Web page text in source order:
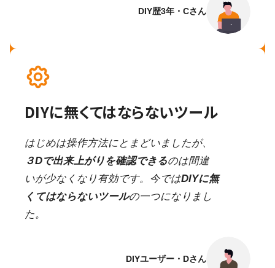
DIY歴3年・Cさん
DIYに無くてはならないツール
はじめは操作方法にとまどいましたが、
３Dで出来上がりを確認できるのは間違
いが少なくなり有効です。今ではDIYに無
くてはならないツールの一つになりまし
た。
DIYユーザー・Dさん